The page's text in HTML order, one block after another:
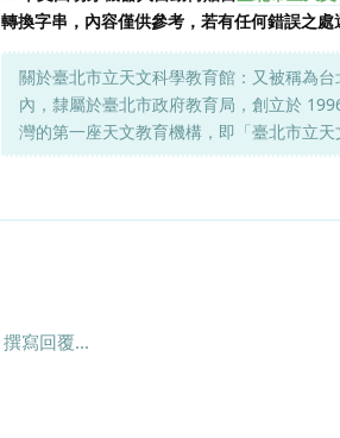
轉換字串，內容僅供參考，若有任何錯誤之處
關於臺北市立天文科學教育館：又被稱為
內，隸屬於臺北市政府教育局，創立於
灣的第一座天文教育機構，即「臺北市立天
撰寫回覆...